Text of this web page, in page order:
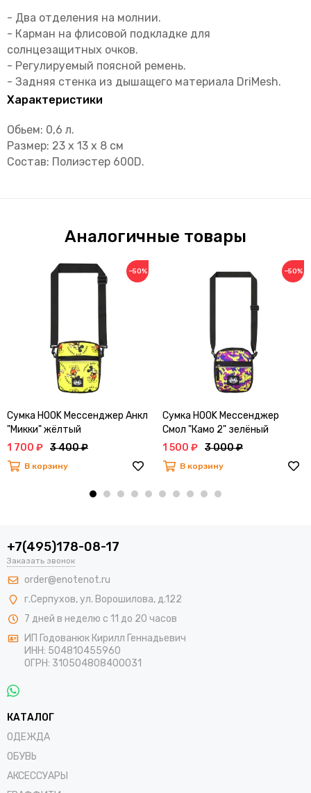
- Два отделения на молнии.
- Карман на флисовой подкладке для
солнцезащитных очков.
- Регулируемый поясной ремень.
- Задняя стенка из дышащего материала DriMesh.
Характеристики
Обьем: 0,6 л.
Размер: 23 x 13 x 8 см
Состав: Полиэстер 600D.
Аналогичные товары
−50%
Сумка HOOK Мессенджер Анкл
"Микки" жёлтый
1 700 ₽ 3 400 ₽
В корзину
−50%
Сумка HOOK Мессенджер
Смол "Камо 2" зелёный
1 500 ₽ 3 000 ₽
В корзину
+7(495)178-08-17
Заказать звонок
order@enotenot.ru
г.Серпухов, ул. Ворошилова, д.122
7 дней в неделю с 11 до 20 часов
ИП Годованюк Кирилл Геннадьевич
ИНН: 504810455960
ОГРН: 310504808400031
КАТАЛОГ
ОДЕЖДА
ОБУВЬ
АКСЕССУАРЫ